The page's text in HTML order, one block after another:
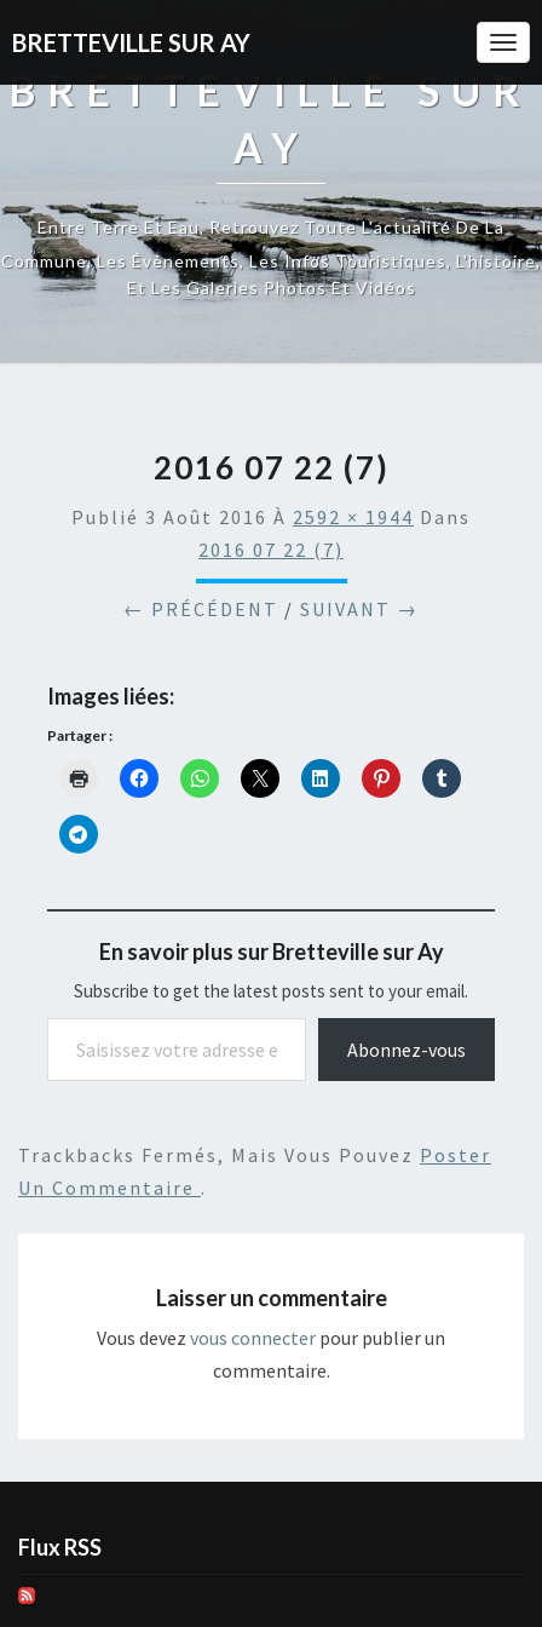
BRETTEVILLE SUR AY
BRETTEVILLE SUR
AY
Entre Terre Et Eau, Retrouvez Toute L'actualité De La
Commune, Les Évènements, Les Infos Touristiques, L'histoire,
Et Les Galeries Photos Et Vidéos
2016 07 22 (7)
Publié 3 Août 2016 À 2592 × 1944 Dans
2016 07 22 (7)
← PRÉCÉDENT / SUIVANT →
Images liées:
Partager :
En savoir plus sur Bretteville sur Ay
Subscribe to get the latest posts sent to your email.
Saisissez votre adresse e-mail…
Abonnez-vous
Trackbacks Fermés, Mais Vous Pouvez Poster
Un Commentaire .
Laisser un commentaire
Vous devez vous connecter pour publier un
commentaire.
Flux RSS